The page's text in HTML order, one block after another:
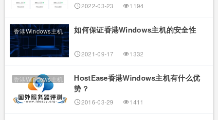
2022-03-23 1194
香港Windows主机 如何保证香港Windows主机的安全性
2021-09-17 1332
香港Windows主机
HostEase香港Windows主机有什么优
势？
2016-03-29 1411